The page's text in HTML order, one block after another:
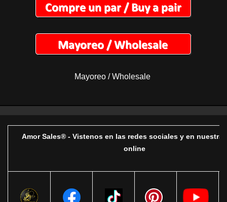
Mayoreo / Wholesale
Amor Sales® - Vistenos en las redes sociales y en nuestra
online